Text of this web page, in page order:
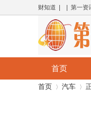
财知道 | | 第一资
首页
首页 汽车